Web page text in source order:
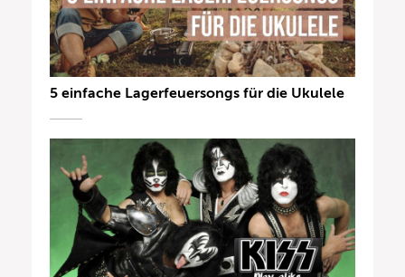
5 einfache Lagerfeuersongs für die Ukulele